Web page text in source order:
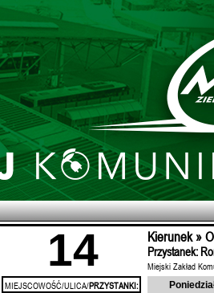
14 Kierunek »
Przystanek:
Miejski Zakład
MIEJSCOWOŚĆ/ULICA/PRZYSTANKI: